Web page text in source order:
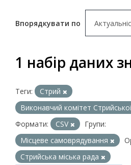
Впорядкувати по
1 набір даних
Теги:
Стрий
Виконавчий комітет
Формати:
CSV
Групи:
Місцеве самоврядування
Стрийська міська рада